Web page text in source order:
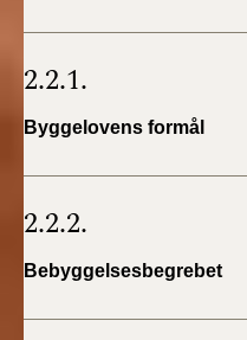
2018)
2010)
2.2.1.
Byggelovens formål
2.2.2.
Bebyggelsesbegrebet